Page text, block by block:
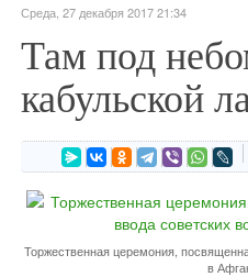
Среда, 27 декабря 2017 21:34
Там под
кабульской
Торжественная церемония,
в